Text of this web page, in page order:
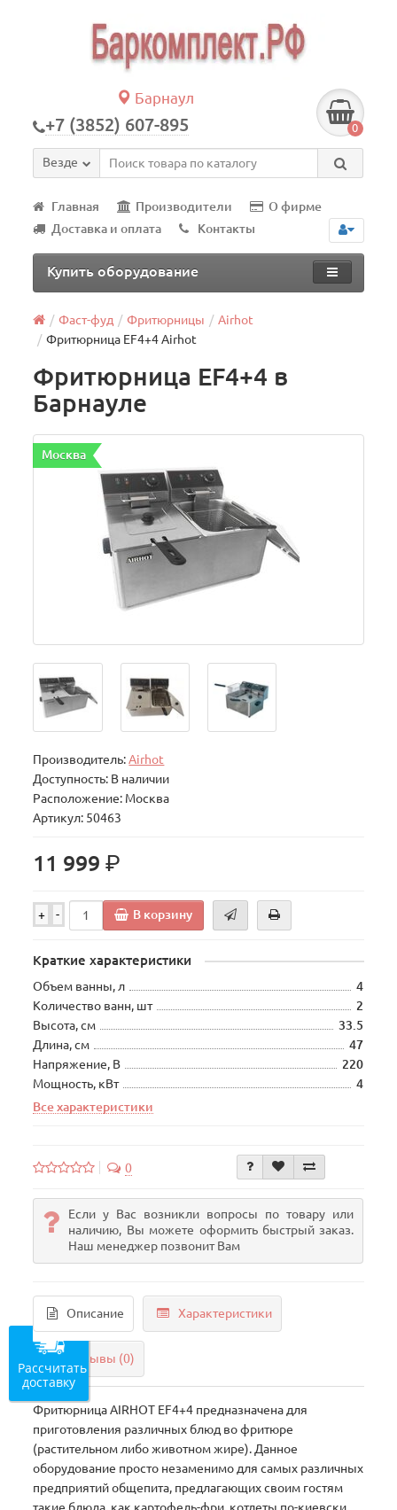
Барнаул
+7 (3852) 607-895 0
Везде
Главная Производители
О фирме
Доставка и оплата
Контакты
Купить оборудование
Фаст-фуд Фритюрницы
Airhot
Фритюрница EF4+4 Airhot
Фритюрница EF4+4 в
Барнауле
Москва
Производитель:Airhot
Доступность: В наличии
Расположение: Москва
Артикул: 50463
11 999р.
+ - В корзину
Краткие характеристики
Объем ванны, л
4
Количество ванн, шт
2
Высота, см
33.5
Длина, см
47
Напряжение, В
220
Мощность, кВт
4
Все характеристики
0
Если у Вас возникли вопросы по товару или
наличию, Вы можете оформить быстрый заказ.
Наш менеджер позвонит Вам
Описание Характеристики
Отзывы (0)
Фритюрница AIRHOT EF4+4 предназначена для
приготовления различных блюд во фритюре
(растительном либо животном жире). Данное
оборудование просто незаменимо для самых различных
предприятий общепита, предлагающих своим гостям
Рассчитать
доставку